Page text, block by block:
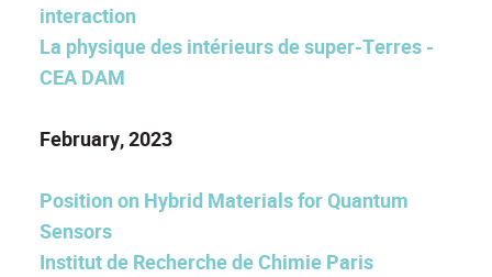
interaction
La physique des intérieurs de super-Terres -
CEA DAM
February, 2023
Position on Hybrid Materials for Quantum
Sensors
Institut de Recherche de Chimie Paris